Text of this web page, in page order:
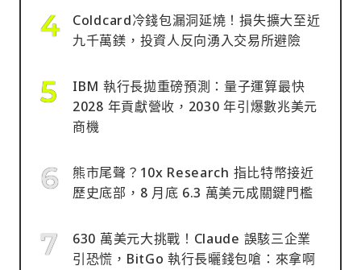
Coldcard冷錢包漏洞延燒！損失擴大至近
九千萬鎂，投資人反向湧入交易所避險
IBM 執行長拋重磅預測：量子運算最快
2028 年貢獻營收，2030 年引爆數兆美元
商機
熊市尾聲？10x Research 指比特幣接近
歷史底部，8 月底 6.3 萬美元成關鍵門檻
630 萬美元大挑戰！Claude 誤駭三企業
引恐慌，BitGo 執行長曬錢包嗆：來拿啊